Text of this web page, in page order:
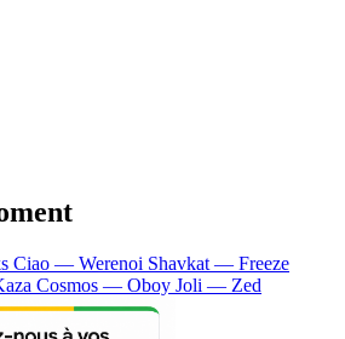
Ciao — Werenoi Shavkat — Freeze
Cosmos — Oboy Joli — Zed